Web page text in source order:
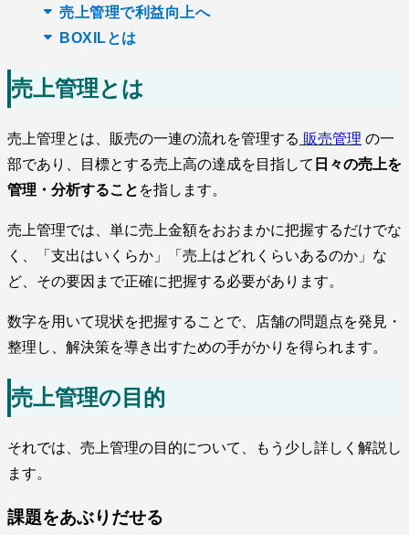
売上管理で利益向上へ
BOXILとは
売上管理とは
売上管理とは、販売の一連の流れを管理する 販売管理 の一
部であり、目標とする売上高の達成を目指して 日々の売上を
管理・分析すること を指します。
売上管理では、単に売上金額をおおまかに把握するだけでな
く、「支出はいくらか」「売上はどれくらいあるのか」な
ど、その要因まで正確に把握する必要があります。
数字を用いて現状を把握することで、店舗の問題点を発見・
整理し、解決策を導き出すための手がかりを得られます。
売上管理の目的
それでは、売上管理の目的について、もう少し詳しく解説し
ます。
課題をあぶりだせる